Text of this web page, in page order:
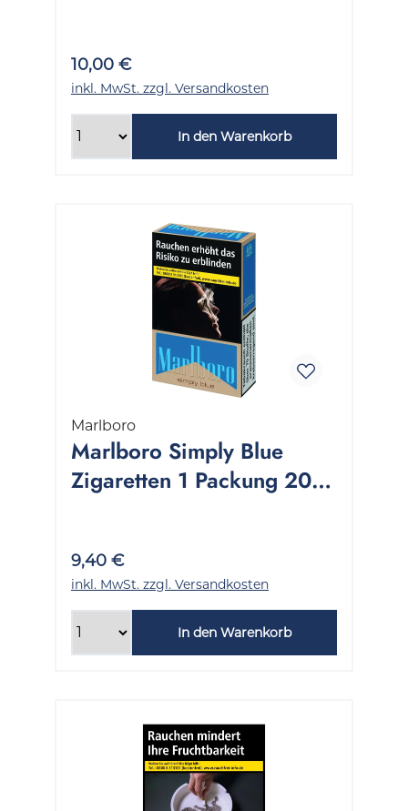
10,00 €
inkl. MwSt. zzgl. Versandkosten
In den Warenkorb
Marlboro
Marlboro Simply Blue
Zigaretten 1 Packung 20
9,40 €
inkl. MwSt. zzgl. Versandkosten
In den Warenkorb